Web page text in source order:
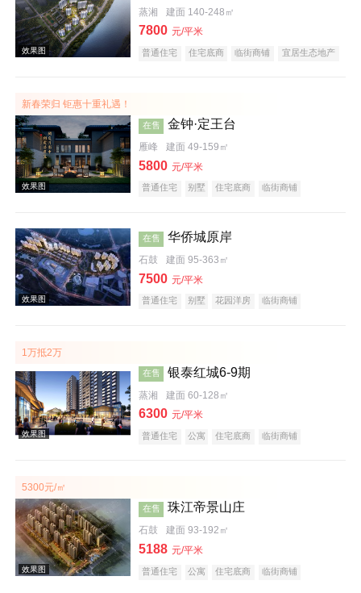
效果图
蒸湘 建面 140-248㎡
7800 元/平米
普通住宅 住宅底商 临街商铺
宜居生态地产
新春荣归 钜惠十重礼遇！
效果图
在售 金钟·定王台
雁峰 建面 49-159㎡
5800 元/平米
普通住宅 别墅 住宅底商
临街商铺
效果图
在售 华侨城原岸
石鼓 建面 95-363㎡
7500 元/平米
普通住宅 别墅 花园洋房
临街商铺
1万抵2万
在售 银泰红城6-9期
蒸湘 建面 60-128㎡
6300 元/平米
普通住宅 公寓 住宅底商
临街商铺
5300元/㎡
在售 珠江帝景山庄
石鼓 建面 93-192㎡
5188 元/平米
普通住宅 公寓 住宅底商
临街商铺